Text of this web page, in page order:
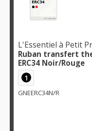
L'Essentiel à Petit
Ruban transfert
ERC34 Noir/Rouge
1
GNEERC34N/R